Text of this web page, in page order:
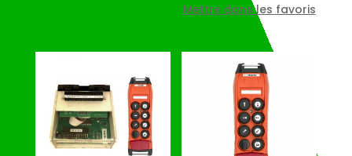
Mettre dans les favoris